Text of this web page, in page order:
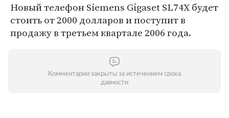
Новый телефон Siemens Gigaset SL74X будет
стоить от 2000 долларов и поступит в
продажу в третьем квартале 2006 года.
Комментарии закрыты за истечением срока
давности